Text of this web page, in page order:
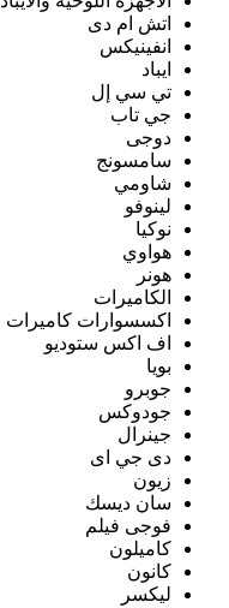
اتش ام دى
انفينيكس
ايباد
تي سي إل
جي تاب
دوجى
سامسونج
شاومي
لينوفو
نوكيا
هواوي
هونر
الكاميرات
اكسسوارات كاميرات
اف اكس ستوديو
بويا
جوبرو
جودوكس
جينرال
دى جي اى
زيون
سان ديسك
فوجى فيلم
كاميلون
كانون
ليكسر